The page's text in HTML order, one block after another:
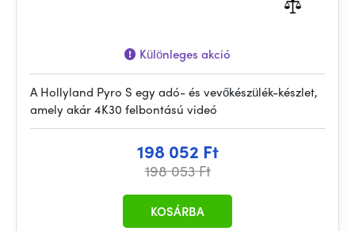
Különleges akció
A Hollyland Pyro S egy adó- és vevőkészülék-készlet,
amely akár 4K30 felbontású videó
198 052 Ft
198 053 Ft
KOSÁRBA